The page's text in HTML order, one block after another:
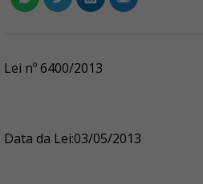
Lei nº 6400/2013
Data da Lei:03/05/2013